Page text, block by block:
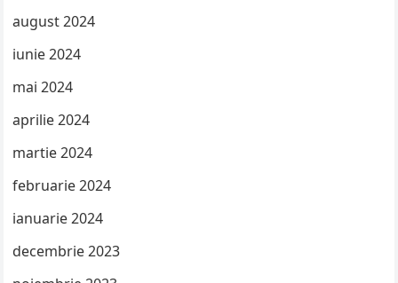
august 2024
iunie 2024
mai 2024
aprilie 2024
martie 2024
februarie 2024
ianuarie 2024
decembrie 2023